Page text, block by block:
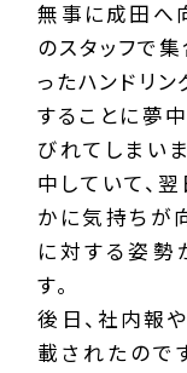
無事に成田へ
のスタッフで
ったハンドリ
することに夢
びれてしまい
中していて、
かに気持ちが
に対する姿勢
す。
後日、社内報
載されたので